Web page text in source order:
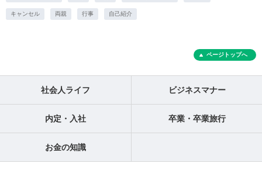
キャンセル 両親 行事 自己紹介
ページトップへ
社会人ライフ ビジネスマナー
内定・入社 卒業・卒業旅行
お金の知識